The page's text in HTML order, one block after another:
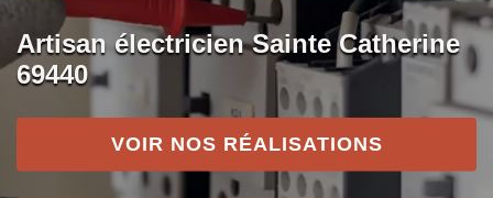
Artisan électricien Sainte Catherine
69440
VOIR NOS RÉALISATIONS